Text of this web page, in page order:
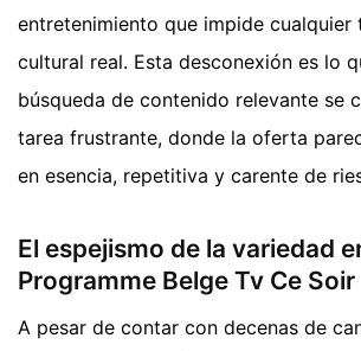
entretenimiento que impide cualquier
cultural real. Esta desconexión es lo
búsqueda de contenido relevante se
tarea frustrante, donde la oferta
en esencia, repetitiva y carente de
El espejismo de la variedad
Programme Belge Tv Ce Soir
A pesar de contar con decenas de